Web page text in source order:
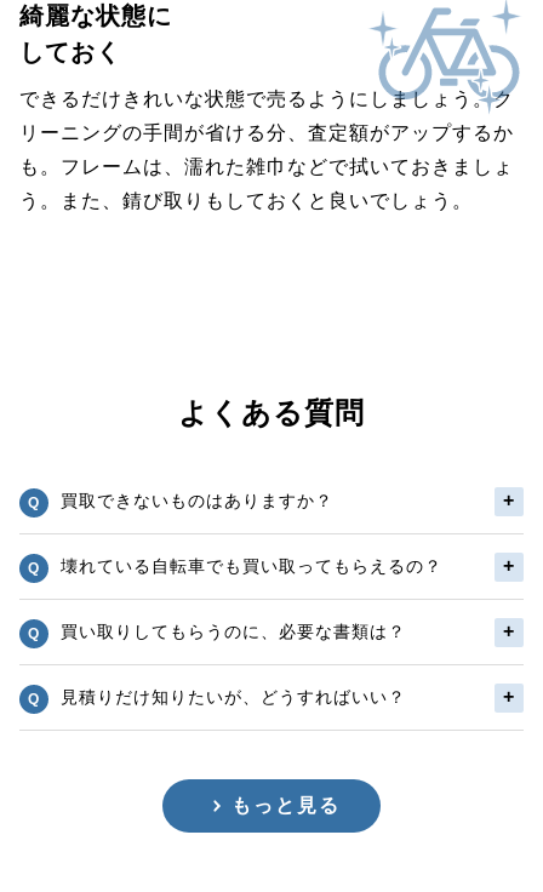
綺麗な状態に
しておく
できるだけきれいな状態で売るようにしましょう。ク
リーニングの手間が省ける分、査定額がアップするか
も。フレームは、濡れた雑巾などで拭いておきましょ
う。また、錆び取りもしておくと良いでしょう。
よくある質問
買取できないものはありますか？
壊れている自転車でも買い取ってもらえるの？
買い取りしてもらうのに、必要な書類は？
見積りだけ知りたいが、どうすればいい？
もっと見る